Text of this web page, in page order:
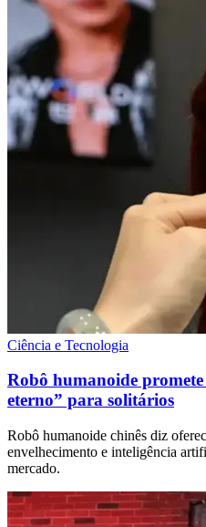
Ciência e Tecnologia
Robô humanoide
eterno” para solitários
Robô humanoide chinês diz
envelhecimento e inteligência
mercado.